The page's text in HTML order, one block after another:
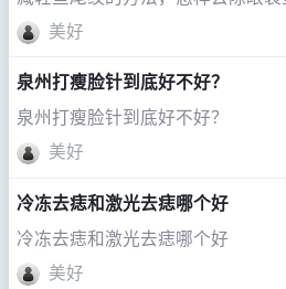
美好
泉州打瘦脸针到底好不好？
泉州打瘦脸针到底好不好？
美好
冷冻去痣和激光去痣哪个好
冷冻去痣和激光去痣哪个好
美好